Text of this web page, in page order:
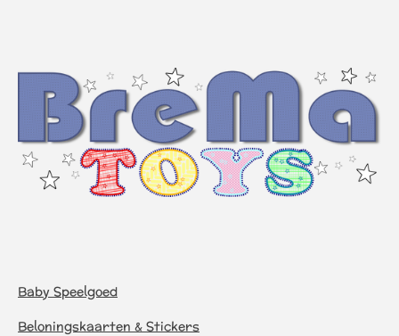
Baby Speelgoed
Beloningskaarten & Stickers